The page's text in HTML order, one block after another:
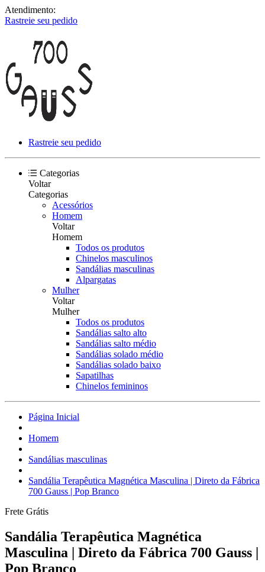
Atendimento:
Rastreie seu pedido
Rastreie seu pedido
Categorias
Voltar
Categorias
Acessórios
Homem
Voltar
Homem
Todos os produtos
Chinelos masculinos
Sandálias masculinas
Alpargatas
Mulher
Voltar
Mulher
Todos os produtos
Sandálias salto alto
Sandálias salto médio
Sandálias solado médio
Sandálias solado baixo
Sapatilhas
Chinelos femininos
Página Inicial
Homem
Sandálias masculinas
Sandália Terapêutica Magnética Masculina | Direto da Fábrica
700 Gauss | Pop Branco
Frete Grátis
Sandália Terapêutica Magnética
Masculina | Direto da Fábrica 700 Gauss |
Pop Branco